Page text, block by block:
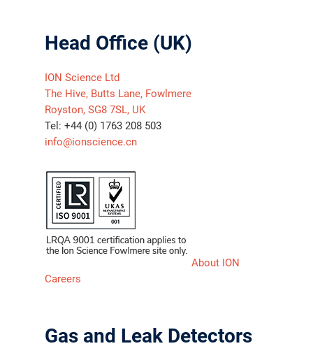
Head Office (UK)
ION Science Ltd
The Hive, Butts Lane, Fowlmere
Royston, SG8 7SL, UK
Tel: +44 (0) 1763 208 503
info@ionscience.cn
About ION
Careers
Gas and Leak Detectors